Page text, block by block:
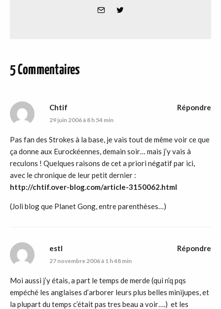
5 Commentaires
Chtif
29 juin 2006 à 8 h 54 min
Pas fan des Strokes à la base, je vais tout de même voir ce que
ça donne aux Eurockéennes, demain soir… mais j’y vais à
reculons ! Quelques raisons de cet a priori négatif par ici,
avec le chronique de leur petit dernier :
http://chtif.over-blog.com/article-3150062.html
(Joli blog que Planet Gong, entre parenthèses…)
Répondre
estl
27 novembre 2006 à 1 h 48 min
Moi aussi j’y étais, a part le temps de merde (qui n’q pqs
empéché les anglaises d’arborer leurs plus belles minijupes, et
la plupart du temps c’était pas tres beau a voir….) et les
Répondre